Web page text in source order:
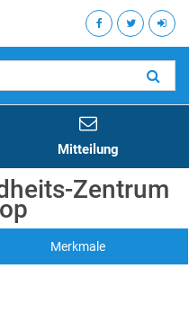
Mitteilung
Zentrum
Merkmale